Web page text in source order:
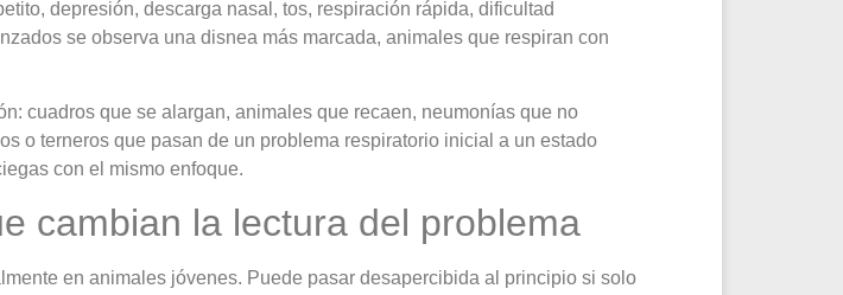
depresión, descarga nasal, tos, respiración rápida, dificultad
se observa una disnea más marcada, animales que respiran con
cuadros que se alargan, animales que recaen, neumonías que no
o terneros que pasan de un problema respiratorio inicial a un estado
con el mismo enfoque.
cambian la lectura del problema
en animales jóvenes. Puede pasar desapercibida al principio si solo